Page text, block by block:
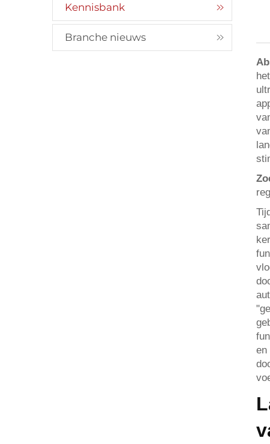
Kennisbank
Branche nieuws
en